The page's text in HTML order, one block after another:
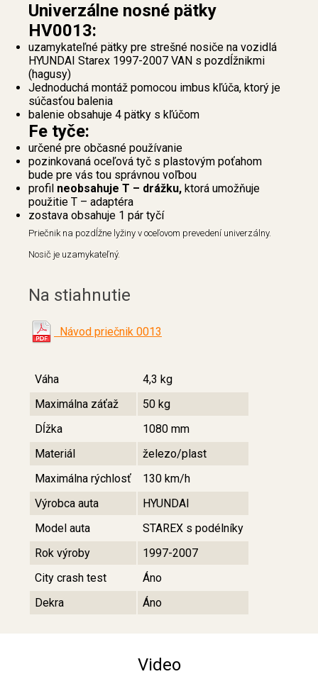
Univerzálne nosné pätky
HV0013:
uzamykateľné pätky pre strešné nosiče na vozidlá
HYUNDAI Starex 1997-2007 VAN s pozdĺžnikmi
(hagusy)
Jednoduchá montáž pomocou imbus kľúča, ktorý je
súčasťou balenia
balenie obsahuje 4 pätky s kľúčom
Fe tyče:
určené pre občasné používanie
pozinkovaná oceľová tyč s plastovým poťahom
bude pre vás tou správnou voľbou
profil neobsahuje T – drážku, ktorá umožňuje
použitie T – adaptéra
zostava obsahuje 1 pár tyčí
Priečnik na pozdĺžne lyžiny v oceľovom prevedení univerzálny.
Nosič je uzamykateľný.
Na stiahnutie
Návod priečnik 0013
Váha
4,3 kg
Maximálna záťaž
50 kg
Dĺžka
1080 mm
Materiál
železo/plast
Maximálna rýchlosť
130 km/h
Výrobca auta
HYUNDAI
Model auta
STAREX s podélníky
Rok výroby
1997-2007
City crash test
Áno
Dekra
Áno
Video